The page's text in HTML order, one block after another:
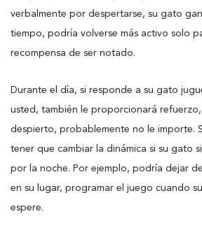
verbalmente por despertarse, su gato
tiempo, podría volverse más activo solo
recompensa de ser notado.
Durante el día, si responde a su gato
usted, también le proporcionará
despierto, probablemente no le importe.
tener que cambiar la dinámica si su gato
por la noche. Por ejemplo, podría dejar
en su lugar, programar el juego cuando
espere.